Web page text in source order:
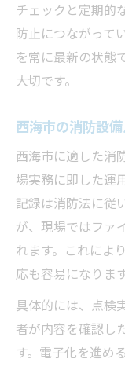
チェックと定期的
防止につながって
を常に最新の状態
大切です。
西海市の消防設
西海市に適した消
場実務に即した運
記録は消防法に従
が、現場ではファ
れます。これによ
応も容易になります
具体的には、点検
者が内容を確認し
す。電子化を進め